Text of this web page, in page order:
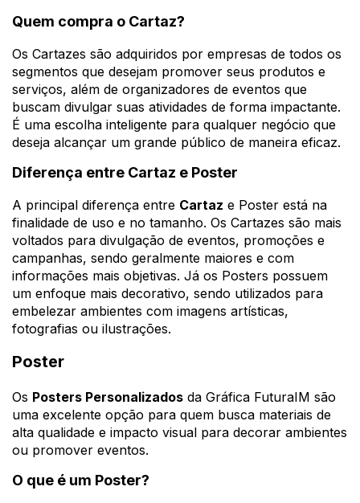
Quem compra o Cartaz?
Os Cartazes são adquiridos por empresas de todos os
segmentos que desejam promover seus produtos e
serviços, além de organizadores de eventos que
buscam divulgar suas atividades de forma impactante.
É uma escolha inteligente para qualquer negócio que
deseja alcançar um grande público de maneira eficaz.
Diferença entre Cartaz e Poster
A principal diferença entre Cartaz e Poster está na
finalidade de uso e no tamanho. Os Cartazes são mais
voltados para divulgação de eventos, promoções e
campanhas, sendo geralmente maiores e com
informações mais objetivas. Já os Posters possuem
um enfoque mais decorativo, sendo utilizados para
embelezar ambientes com imagens artísticas,
fotografias ou ilustrações.
Poster
Os Posters Personalizados da Gráfica FuturaIM são
uma excelente opção para quem busca materiais de
alta qualidade e impacto visual para decorar ambientes
ou promover eventos.
O que é um Poster?